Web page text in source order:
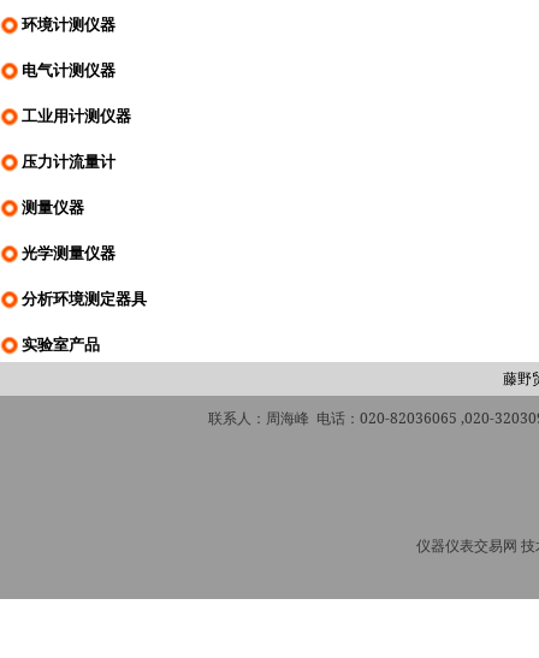
环境计测仪器
电气计测仪器
工业用计测仪器
压力计流量计
测量仪器
光学测量仪器
分析环境测定器具
实验室产品
藤野
联系人：周海峰 电话：020-82036065 ,020-
仪器仪表交易网